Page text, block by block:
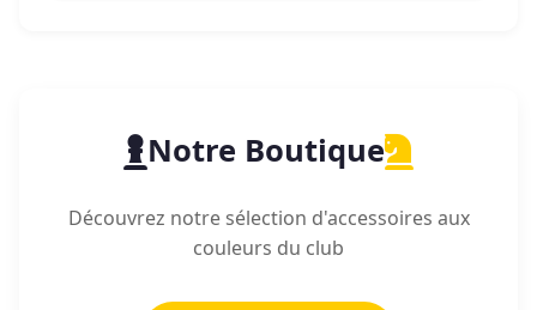
Notre Boutique
Découvrez notre sélection d'accessoires aux
couleurs du club